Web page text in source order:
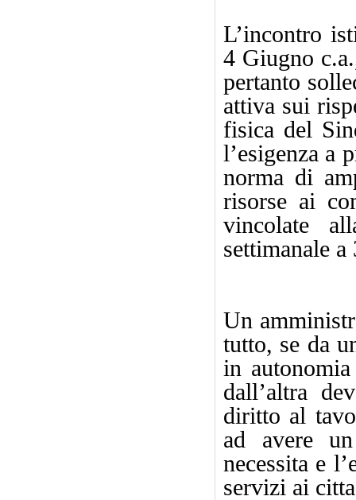
L’incontro
4 Giugno
pertanto
attiva sui
fisica del
l’esigenza a
norma di
risorse ai
vincolate
settimanale a
Un
tutto, se da
in
dall’altra
diritto al
ad avere
necessita e
servizi ai